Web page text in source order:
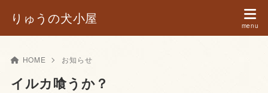
りゅうの犬小屋
HOME お知らせ
イルカ喰うか？